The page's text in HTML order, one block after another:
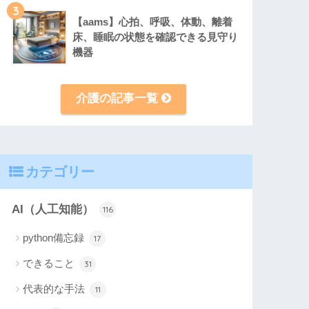
3
【aams】心拍、呼吸、体動、離着
床、睡眠の状態を確認できる見守り
機器
介護の記事一覧
カテゴリー
AI（人工知能） 116
python備忘録 17
できること 31
代表的な手法 11